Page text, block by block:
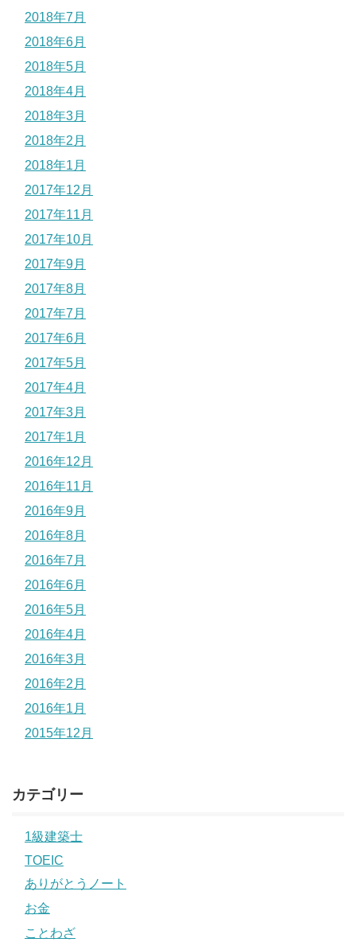
2018年7月
2018年6月
2018年5月
2018年4月
2018年3月
2018年2月
2018年1月
2017年12月
2017年11月
2017年10月
2017年9月
2017年8月
2017年7月
2017年6月
2017年5月
2017年4月
2017年3月
2017年1月
2016年12月
2016年11月
2016年9月
2016年8月
2016年7月
2016年6月
2016年5月
2016年4月
2016年3月
2016年2月
2016年1月
2015年12月
カテゴリー
1級建築士
TOEIC
ありがとうノート
お金
ことわざ